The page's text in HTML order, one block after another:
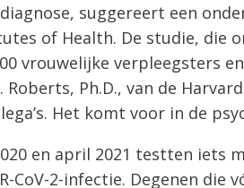
diagnose, suggereert een
of Health. De studie, die
vrouwelijke verpleegsters
Roberts, Ph.D., van de
Het komt voor in de
en april 2021 testten iets
CoV-2-infectie. Degenen die